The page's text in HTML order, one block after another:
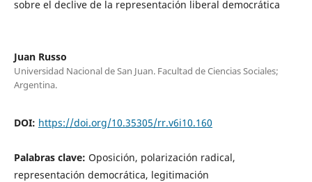
sobre el declive de la representación liberal democrática
Juan Russo
Universidad Nacional de San Juan. Facultad de Ciencias Sociales;
Argentina.
DOI: https://doi.org/10.35305/rr.v6i10.160
Palabras clave: Oposición, polarización radical,
representación democrática, legitimación